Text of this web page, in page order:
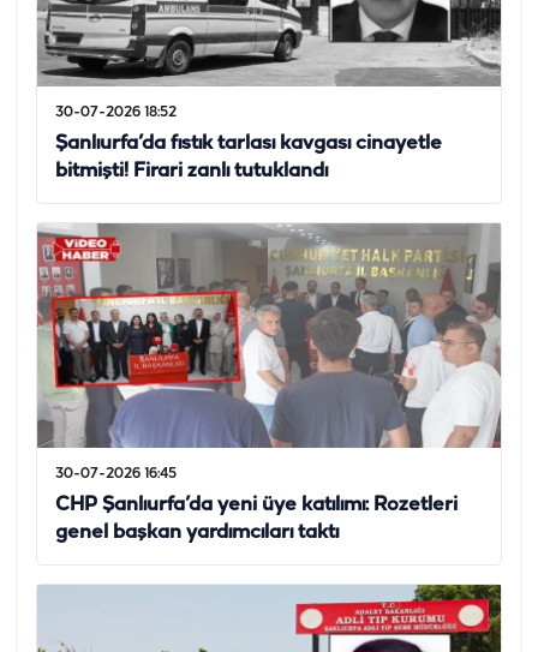
30-07-2026 18:52
Şanlıurfa’da fıstık tarlası kavgası cinayetle
bitmişti! Firari zanlı tutuklandı
30-07-2026 16:45
CHP Şanlıurfa’da yeni üye katılımı: Rozetleri
genel başkan yardımcıları taktı